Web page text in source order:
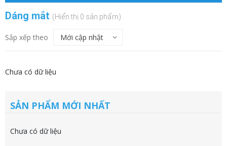
Dáng mắt (Hiển thị 0 sản phẩm)
Sắp xếp theo
Chưa có dữ liệu
SẢN PHẨM MỚI NHẤT
Chưa có dữ liệu